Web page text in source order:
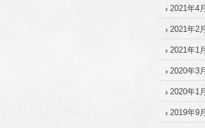
2021年4月
2021年2月
2021年1月
2020年3月
2020年1月
2019年9月